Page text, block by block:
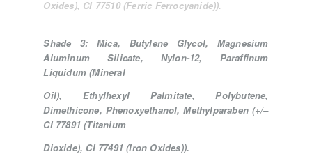
Oxides), CI 77510 (Ferric Ferrocyanide)).
Shade 3: Mica, Butylene Glycol, Magnesium
Aluminum Silicate, Nylon-12, Paraffinum
Liquidum (Mineral
Oil), Ethylhexyl Palmitate, Polybutene,
Dimethicone, Phenoxyethanol, Methylparaben (+/–
CI 77891 (Titanium
Dioxide), CI 77491 (Iron Oxides)).